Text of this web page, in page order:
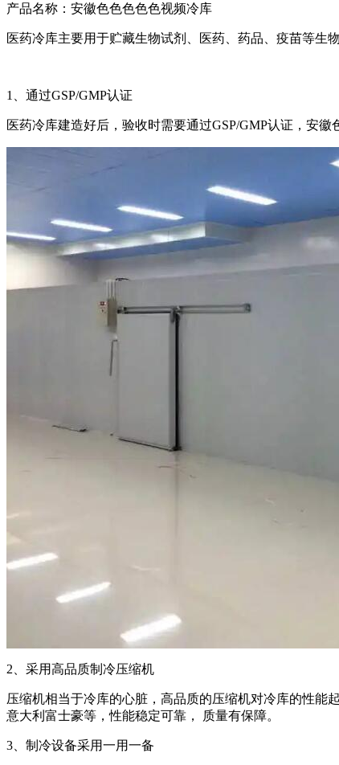
产品名称： 安徽色色色色色视频冷库
医药冷库主要用于贮藏生物试剂、医药、药品、疫苗
1、通过GSP/GMP认证
医药冷库建造好后，验收时需要通过GSP/GMP认证， 安徽
2、采用高品质制冷压缩机
压缩机相当于冷库的心脏，高品质的压缩机对冷库的性能起
意大利富士豪等，性能稳定可靠， 质量有保障。
3、制冷设备采用一用一备